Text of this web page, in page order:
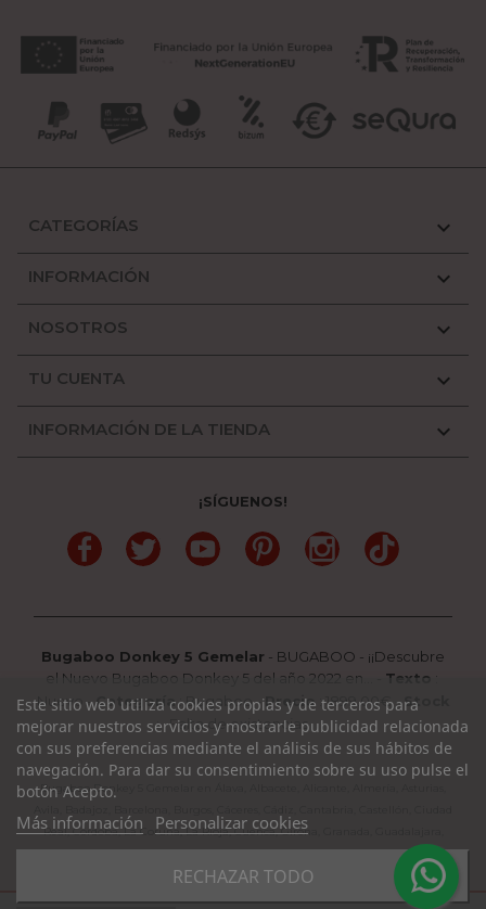
CATEGORÍAS 
INFORMACIÓN 
NOSOTROS 
TU CUENTA 
INFORMACIÓN DE LA TIENDA 
¡SÍGUENOS!
FacebookTwitter YouTube PinterestInstagramTikTok
Bugaboo Donkey 5 Gemelar - BUGABOO - ¡¡Descubre
el Nuevo Bugaboo Donkey 5 del año 2022 en...
Texto :
Nuevo -Categoría:Bugaboo-Precio:1899.00€ -Stock
: Falta de existencias
Este sitio web utiliza cookies propias y de terceros para
mejorar nuestros servicios y mostrarle publicidad relacionada
con sus preferencias mediante el análisis de sus hábitos de
navegación. Para dar su consentimiento sobre su uso pulse el
botón Acepto.
Más información Personalizar cookies
RECHAZAR TODO
Bugaboo Donkey 5 Gemelar en Álava, Albacete, Alicante, Almería, Asturias,
Real, Córdoba, La Coruña, La Rioja, Cuenca, Girona, Granada, Guadalajara,
Guipuzcoa, Huelva, Huesca, Jaen, León, Lleida, Lugo, Madrid, Málaga, Murcia,
Navarra, Orense, Palencia, Pontevedra, Rioja, Salamanca, Segovia, Sevilla,
Soria, Tarragona, Teruel, Toledo, Valencia, Valladolid, Vizcaya, Zamora,